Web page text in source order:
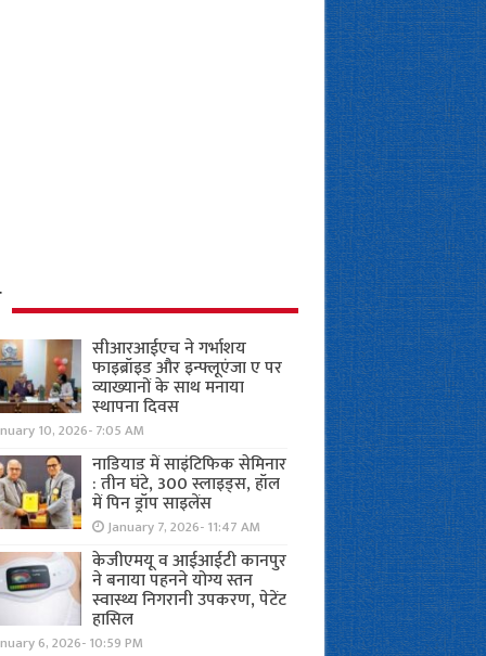
सीआरआईएच ने गर्भाशय
फाइब्रॉइड और इन्फ्लूएंजा ए पर
व्याख्यानों के साथ मनाया
स्थापना दिवस
10, 2026- 7:05 AM
नाडियाड में साइंटिफिक सेमिनार
: तीन घंटे, 300 स्लाइड्स, हॉल
में पिन ड्रॉप साइलेंस
January 7, 2026- 11:47 AM
केजीएमयू व आईआईटी कानपुर
ने बनाया पहनने योग्य स्तन
स्वास्थ्य निगरानी उपकरण, पेटेंट
हासिल
6, 2026- 10:59 PM